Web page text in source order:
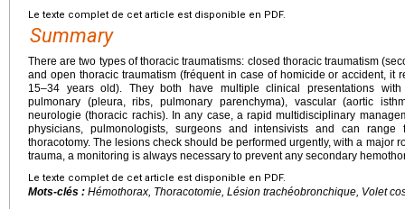
Le texte complet de cet article est disponible en PDF.
Summary
There are two types of thoracic traumatisms: closed thoracic traumatism
and open thoracic traumatism (fréquent in case of homicide or accident, it
15–34 years old). They both have multiple clinical presentations with
pulmonary (pleura, ribs, pulmonary parenchyma), vascular (aortic
neurologie (thoracic rachis). In any case, a rapid multidisciplinary
physicians, pulmonologists, surgeons and intensivists and can range
thoracotomy. The lesions check should be performed urgently, with a major
trauma, a monitoring is always necessary to prevent any secondary
Le texte complet de cet article est disponible en PDF.
Mots-clés : Hémothorax, Thoracotomie, Lésion trachéobronchique, Volet